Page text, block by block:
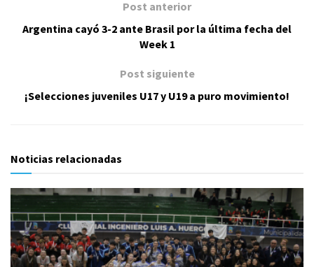
Post anterior
Argentina cayó 3-2 ante Brasil por la última fecha del
Week 1
Post siguiente
¡Selecciones juveniles U17 y U19 a puro movimiento!
Noticias relacionadas